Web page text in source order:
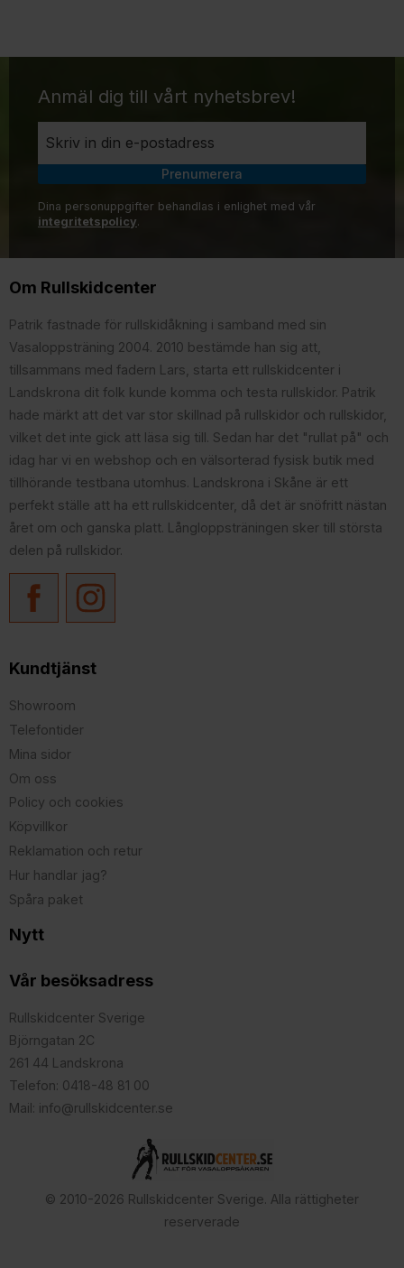
Anmäl dig till vårt nyhetsbrev!
Prenumerera
Dina personuppgifter behandlas i enlighet med vår
integritetspolicy.
Om Rullskidcenter
Patrik fastnade för rullskidåkning i samband med sin
Vasaloppsträning 2004. 2010 bestämde han sig att,
tillsammans med fadern Lars, starta ett rullskidcenter i
Landskrona dit folk kunde komma och testa rullskidor. Patrik
hade märkt att det var stor skillnad på rullskidor och rullskidor,
vilket det inte gick att läsa sig till. Sedan har det "rullat på" och
idag har vi en webshop och en välsorterad fysisk butik med
tillhörande testbana utomhus. Landskrona i Skåne är ett
perfekt ställe att ha ett rullskidcenter, då det är snöfritt nästan
året om och ganska platt. Långloppsträningen sker till största
delen på rullskidor.
Kundtjänst
Showroom
Telefontider
Mina sidor
Om oss
Policy och cookies
Köpvillkor
Reklamation och retur
Hur handlar jag?
Spåra paket
Nytt
Vår besöksadress
Rullskidcenter Sverige
Björngatan 2C
261 44 Landskrona
Telefon: 0418-48 81 00
Mail: info@rullskidcenter.se
© 2010-2026 Rullskidcenter Sverige. Alla rättigheter
reserverade